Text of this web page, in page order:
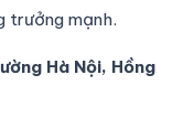
trưởng mạnh.
Hà Nội, Hồng